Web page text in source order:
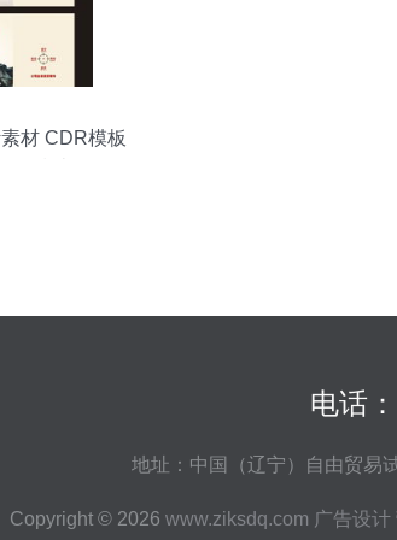
材 CDR模板
电话
地址：中国（辽宁）自由贸易
Copyright © 2026 www.ziksdq.com 广告设计